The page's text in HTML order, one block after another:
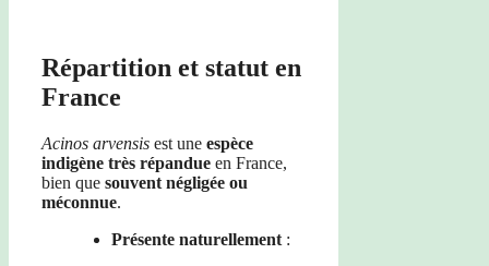
Répartition et statut en
France
Acinos arvensis est une espèce
indigène très répandue en France,
bien que souvent négligée ou
méconnue.
Présente naturellement :